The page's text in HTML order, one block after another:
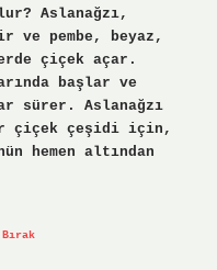
Aslanağzı,
pembe, beyaz,
çiçek açar.
başlar ve
sürer. Aslanağzı
çiçek çeşidi için,
hemen altından
Bırak